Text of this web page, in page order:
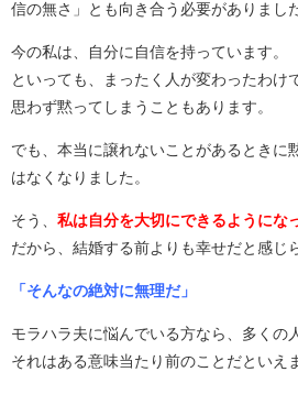
信の無さ」とも向き合う必要がありまし
今の私は、自分に自信を持っています。
といっても、まったく人が変わったわけ
思わず黙ってしまうこともあります。
でも、本当に譲れないことがあるときに
はなくなりました。
そう、 私は自分を大切にできるようにな
だから、結婚する前よりも幸せだと感じ
「そんなの絶対に無理だ」
モラハラ夫に悩んでいる方なら、多くの
それはある意味当たり前のことだといえ